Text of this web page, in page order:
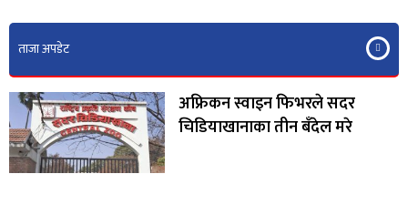
ताजा अपडेट
अफ्रिकन स्वाइन फिभरले सदर
चिडियाखानाका तीन बँदेल मरे